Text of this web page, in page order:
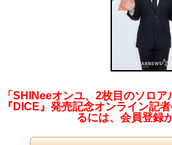
「SHINeeオンユ、2枚目のソロ
『DICE』発売記念オンライン記
るには、会員登録